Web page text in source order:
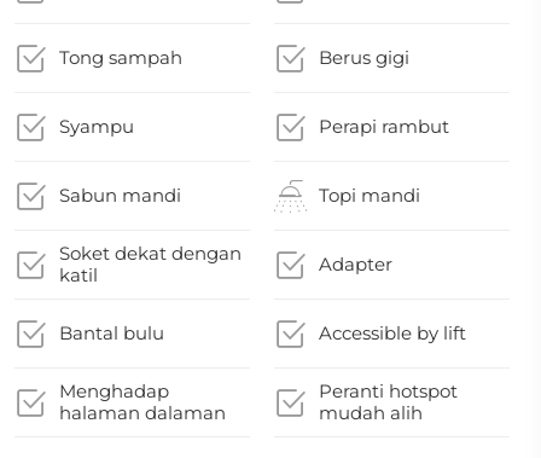
Tong sampah Berus gigi
Syampu Perapi rambut
Sabun mandi Topi mandi
Soket dekat dengan
katil
Adapter
Bantal bulu Accessible by lift
Menghadap
halaman dalaman
Peranti hotspot
mudah alih